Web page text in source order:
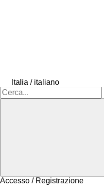
Italia / italiano
Accesso / Registrazione